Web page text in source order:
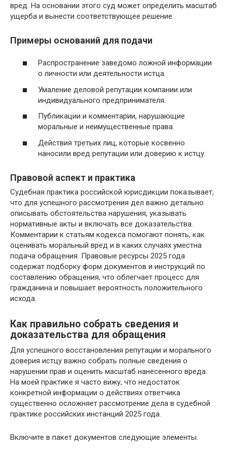
вред. На основании этого суд может определить масштаб
ущерба и вынести соответствующее решение.
Примеры оснований для подачи
Распространение заведомо ложной информации
о личности или деятельности истца.
Умаление деловой репутации компании или
индивидуального предпринимателя.
Публикации и комментарии, нарушающие
моральные и неимущественные права.
Действия третьих лиц, которые косвенно
наносили вред репутации или доверию к истцу.
Правовой аспект и практика
Судебная практика российской юрисдикции показывает,
что для успешного рассмотрения дел важно детально
описывать обстоятельства нарушения, указывать
нормативные акты и включать все доказательства.
Комментарии к статьям кодекса помогают понять, как
оценивать моральный вред и в каких случаях уместна
подача обращения. Правовые ресурсы 2025 года
содержат подборку форм документов и инструкций по
составлению обращения, что облегчает процесс для
гражданина и повышает вероятность положительного
исхода.
Как правильно собрать сведения и
доказательства для обращения
Для успешного восстановления репутации и морального
доверия истцу важно собрать полные сведения о
нарушении прав и оценить масштаб нанесенного вреда.
На моей практике я часто вижу, что недостаток
конкретной информации о действиях ответчика
существенно осложняет рассмотрение дела в судебной
практике российских инстанций 2025 года.
Включите в пакет документов следующие элементы: